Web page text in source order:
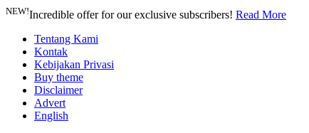
NEW!Incredible offer for our exclusive subscribers! Read More
Tentang Kami
Kontak
Kebijakan Privasi
Buy theme
Disclaimer
Advert
English